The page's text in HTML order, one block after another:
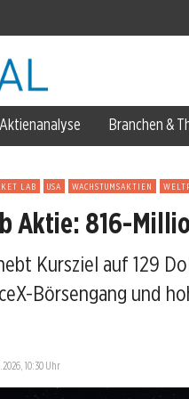
Aktienanalyse Branchen &
LAB USA WACHSTUMSAKTIEN
Aktie: 816-
Kursziel auf 129
Börsengang und
10:30 Uhr